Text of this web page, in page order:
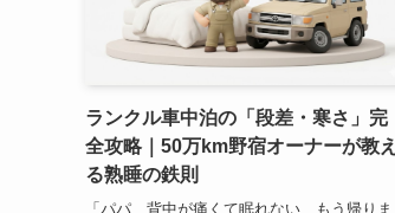
ランクル車中泊の「段差・寒さ」完
全攻略｜50万km野宿オーナーが教え
る熟睡の鉄則
「パパ、背中が痛くて眠れない…もう帰りま